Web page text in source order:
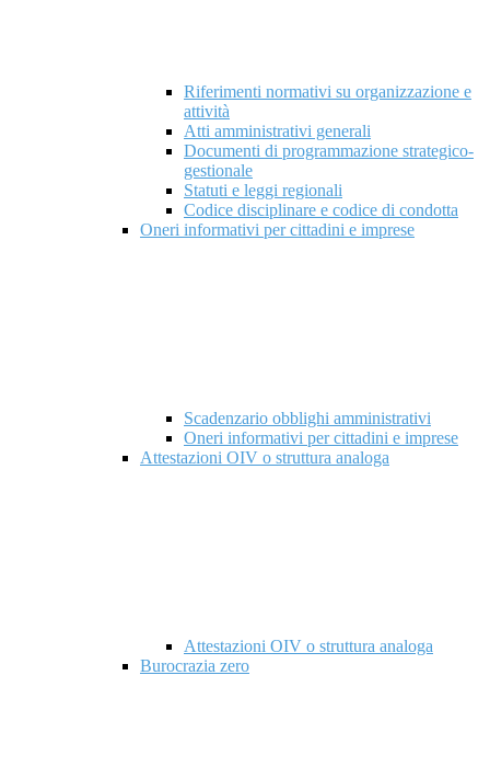
Riferimenti normativi su organizzazione e
attività
Atti amministrativi generali
Documenti di programmazione strategico-
gestionale
Statuti e leggi regionali
Codice disciplinare e codice di condotta
Oneri informativi per cittadini e imprese
Scadenzario obblighi amministrativi
Oneri informativi per cittadini e imprese
Attestazioni OIV o struttura analoga
Attestazioni OIV o struttura analoga
Burocrazia zero